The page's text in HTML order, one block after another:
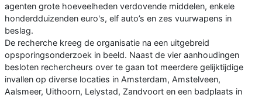
agenten grote hoeveelheden verdovende middelen, enkele
honderdduizenden euro's, elf auto’s en zes vuurwapens in
beslag.
De recherche kreeg de organisatie na een uitgebreid
opsporingsonderzoek in beeld. Naast de vier aanhoudingen
besloten rechercheurs over te gaan tot meerdere gelijktijdige
invallen op diverse locaties in Amsterdam, Amstelveen,
Aalsmeer, Uithoorn, Lelystad, Zandvoort en een badplaats in